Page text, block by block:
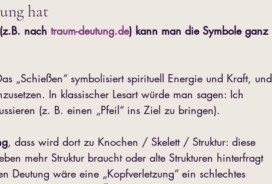
hat
nach traum-deutung.de) kann man die Symbole ganz
„Schießen“ symbolisiert spirituell Energie und Kraft, und
In klassischer Lesart würde man sagen: Ich
(z. B. einen „Pfeil“ ins Ziel zu bringen).
, dass wird dort zu Knochen / Skelett / Struktur: diese
mehr Struktur braucht oder alte Strukturen hinterfragt
Deutung wäre eine „Kopfverletzung“ ein schlechtes